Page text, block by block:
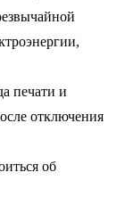
печати и
отключения
об